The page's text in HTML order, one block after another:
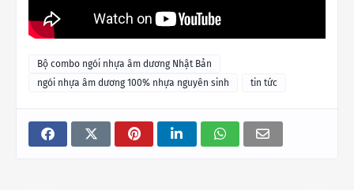
Bộ combo ngói nhựa âm dương Nhật Bản
ngói nhựa âm dương 100% nhựa nguyên sinh
tin tức